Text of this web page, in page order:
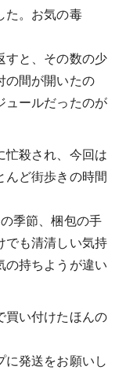
た。お気の毒
すと、その数の少
の間が開いたの
ュールだったのが
忙殺され、今回は
んど街歩きの時間
季節、梱包の手
でも清清しい気持
の持ちようが違い
買い付けたほんの
に発送をお願いし